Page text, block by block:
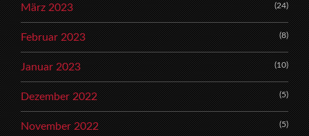
März 2023 (24)
Februar 2023 (8)
Januar 2023 (10)
Dezember 2022 (5)
November 2022 (5)